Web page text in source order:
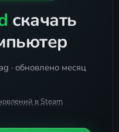
скачать
· обновлено месяц
в Steam